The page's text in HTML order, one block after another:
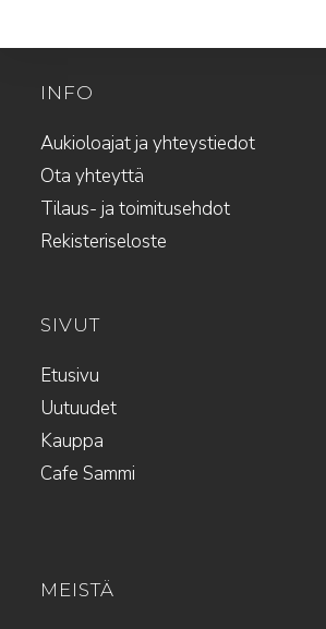
INFO
Aukioloajat ja yhteystiedot
Ota yhteyttä
Tilaus- ja toimitusehdot
Rekisteriseloste
SIVUT
Etusivu
Uutuudet
Kauppa
Cafe Sammi
MEISTÄ